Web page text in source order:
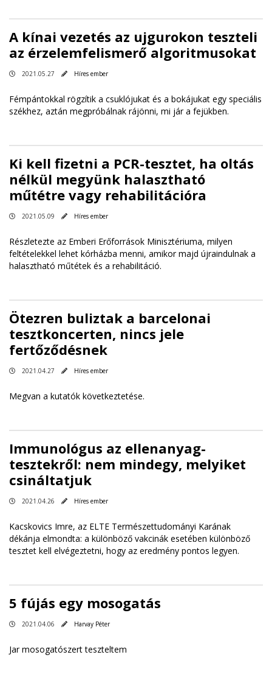
A kínai vezetés az ujgurokon teszteli
az érzelemfelismerő algoritmusokat
2021.05.27 Híres ember
Fémpántokkal rögzítik a csuklójukat és a bokájukat egy speciális
székhez, aztán megpróbálnak rájönni, mi jár a fejükben.
Ki kell fizetni a PCR-tesztet, ha oltás
nélkül megyünk halasztható
műtétre vagy rehabilitációra
2021.05.09 Híres ember
Részletezte az Emberi Erőforrások Minisztériuma, milyen
feltételekkel lehet kórházba menni, amikor majd újraindulnak a
halasztható műtétek és a rehabilitáció.
Ötezren buliztak a barcelonai
tesztkoncerten, nincs jele
fertőződésnek
2021.04.27 Híres ember
Megvan a kutatók következtetése.
Immunológus az ellenanyag-
tesztekről: nem mindegy, melyiket
csináltatjuk
2021.04.26 Híres ember
Kacskovics Imre, az ELTE Természettudományi Karának
dékánja elmondta: a különböző vakcinák esetében különböző
tesztet kell elvégeztetni, hogy az eredmény pontos legyen.
5 fújás egy mosogatás
2021.04.06 Harvay Péter
Jar mosogatószert teszteltem